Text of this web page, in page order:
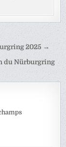
2025 →
du Nürburgring